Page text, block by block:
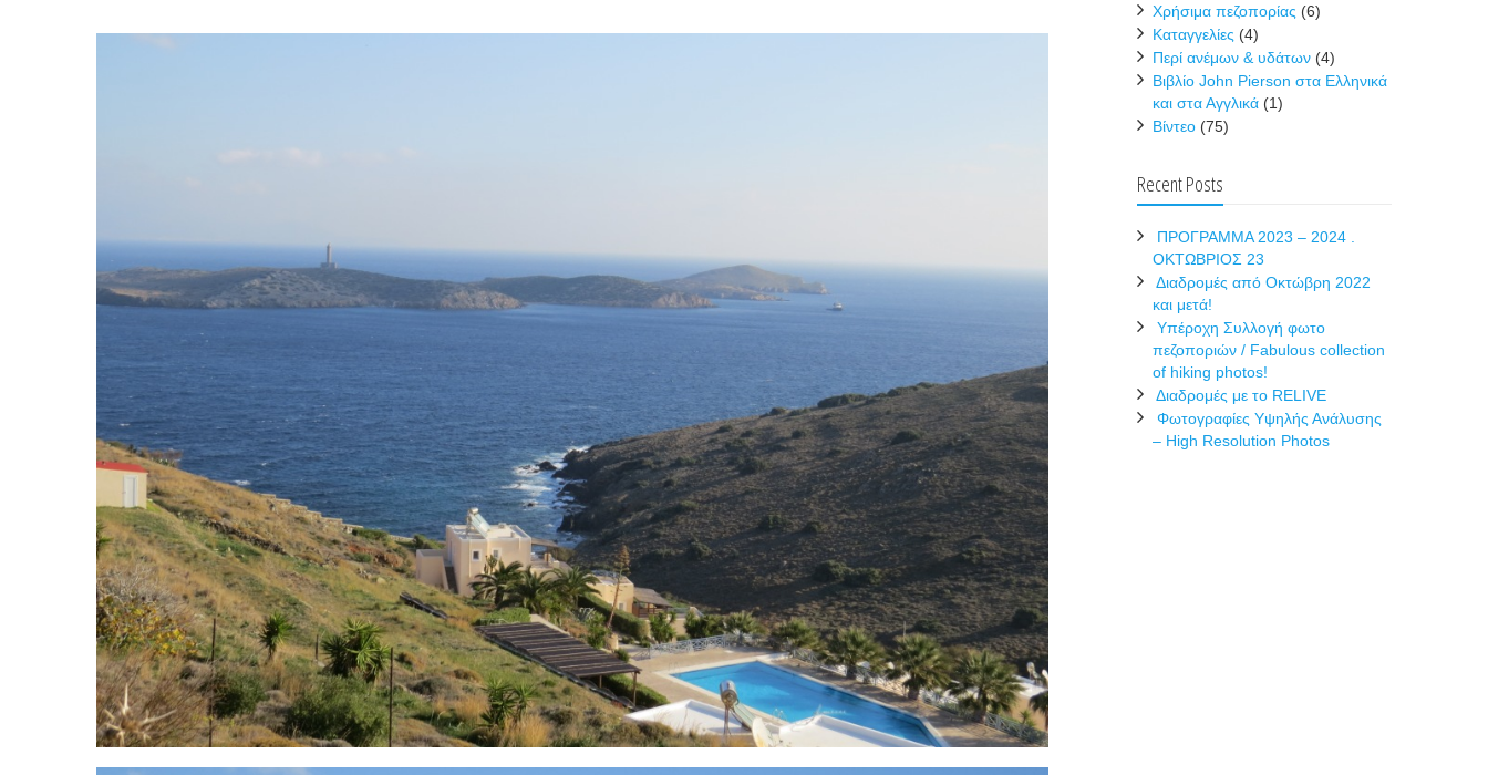
Χρήσιμα πεζοπορίας (6)
Καταγγελίες (4)
Περί ανέμων & υδάτων (4)
Βιβλίο John Pierson στα Ελληνικά
και στα Αγγλικά (1)
Βίντεο (75)
Recent Posts
ΠΡΟΓΡΑΜΜΑ 2023 – 2024 .
ΟΚΤΩΒΡΙΟΣ 23
Διαδρομές από Οκτώβρη 2022
και μετά!
Υπέροχη Συλλογή φωτο
πεζοποριών / Fabulous collection
of hiking photos!
Διαδρομές με το RELIVE
Φωτογραφίες Υψηλής Ανάλυσης
– High Resolution Photos